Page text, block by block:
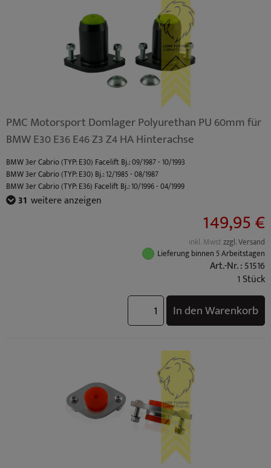
PMC Motorsport Domlager Polyurethan PU 60mm für
BMW E30 E36 E46 Z3 Z4 HA Hinterachse
BMW 3er Cabrio (TYP: E30) Facelift Bj.: 09/1987 - 10/1993
BMW 3er Cabrio (TYP: E30) Bj.: 12/1985 - 08/1987
BMW 3er Cabrio (TYP: E36) Facelift Bj.: 10/1996 - 04/1999
BMW 3er Cabrio (TYP: E36) Bj.: 03/1993 - 09/1996
BMW 3er Compact (TYP: E36) Bj.: 03/1994 - 09/1996
BMW 3er Coupe (TYP: E36) Facelift Bj.: 10/1996 - 04/1999
BMW 3er Coupe (TYP: E46) Bj.: 04/1999 - 02/2003
BMW 3er Limousine (TYP: E30) Facelift Bj.: 09/1987 - 01/1992
BMW 3er Limousine (TYP: E46) Facelift Bj.: 09/2001 - 04/2005
BMW 3er Limousine (TYP: E46) Bj.: 02/1998 - 08/2001
BMW 3er Touring (TYP: E30) Bj.: 07/1987 - 06/1994
BMW 3er Touring (TYP: E36) Facelift Bj.: 10/1996 - 05/1999
BMW 3er Touring (TYP: E36) Bj.: 01/1995 - 09/1996
BMW 3er Touring (TYP: E46) Facelift Bj.: 09/2001 - 02/2005
BMW 3er Touring (TYP: E46) Bj.: 10/1999 - 08/2001
BMW Z3 Coupe (TYP: E36) Facelift Bj.: 10/1999 - 06/2003
BMW Z3 Roadster (TYP: E36) Facelift Bj.: 10/1999 - 01/2003
31 weitere anzeigen
149,95 €
inkl. Mwstzzgl. Versand
Lieferung binnen 5 Arbeitstagen
Art.-Nr. : 51516
1 Stück
In den Warenkorb